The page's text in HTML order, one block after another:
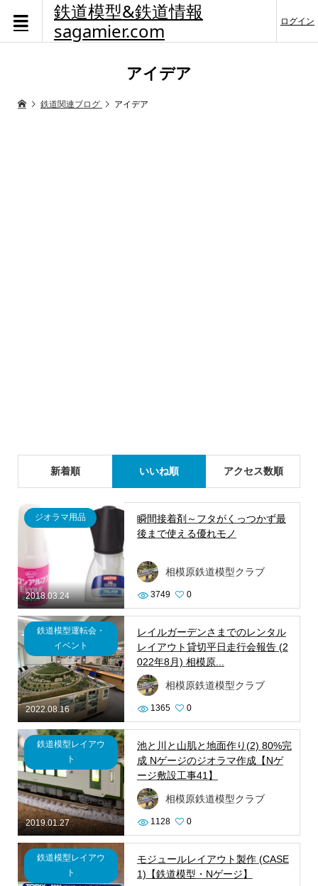
鉄道模型&鉄道情報
sagamier.com
ログイン
アイデア
鉄道関連ブログ アイデア
新着順 いいね順 アクセス数順
2018.03.24
ジオラマ用品
瞬間接着剤～フタがくっつかず最
後まで使える優れモノ
相模原鉄道模型クラブ
3749 0
2022.08.16
鉄道模型運転会・
イベント
レイルガーデンさまでのレンタル
レイアウト貸切平日走行会報告 (2
022年8月) 相模原...
相模原鉄道模型クラブ
1365 0
2019.01.27
鉄道模型レイアウ
ト
池と川と山肌と地面作り(2) 80%完
成 Nゲージのジオラマ作成【Nゲ
ージ敷設工事41】
相模原鉄道模型クラブ
1128 0
鉄道模型レイアウ
ト
モジュールレイアウト製作 (CASE
1)【鉄道模型・Nゲージ】